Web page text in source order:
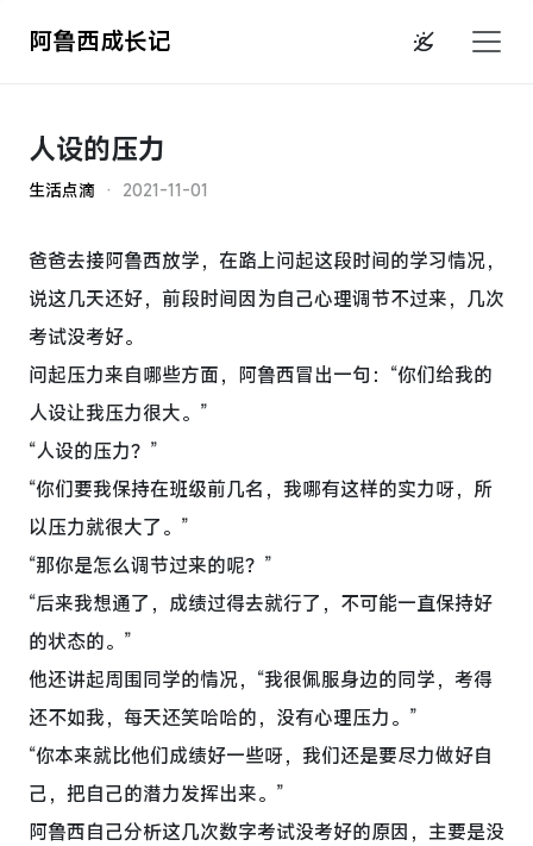
阿鲁西成长记
人设的压力
生活点滴 · 2021-11-01
爸爸去接阿鲁西放学，在路上问起这段时间的学习情况，
说这几天还好，前段时间因为自己心理调节不过来，几次
考试没考好。
问起压力来自哪些方面，阿鲁西冒出一句：“你们给我的
人设让我压力很大。”
“人设的压力？”
“你们要我保持在班级前几名，我哪有这样的实力呀，所
以压力就很大了。”
“那你是怎么调节过来的呢？”
“后来我想通了，成绩过得去就行了，不可能一直保持好
的状态的。”
他还讲起周围同学的情况，“我很佩服身边的同学，考得
还不如我，每天还笑哈哈的，没有心理压力。”
“你本来就比他们成绩好一些呀，我们还是要尽力做好自
己，把自己的潜力发挥出来。”
阿鲁西自己分析这几次数字考试没考好的原因，主要是没